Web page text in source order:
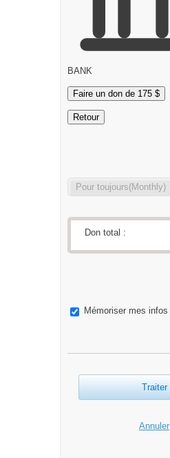
BANK
Faire un don de 175 $
Retour
Don total :
Mémoriser mes infos
Traiter
Annuler